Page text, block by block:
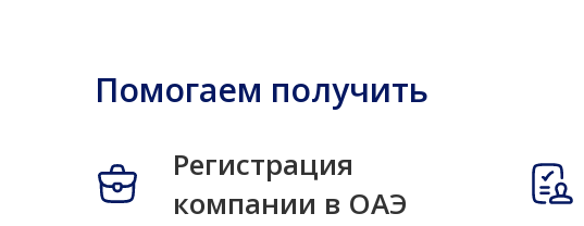
Помогаем получить
Регистрация
компании в ОАЭ